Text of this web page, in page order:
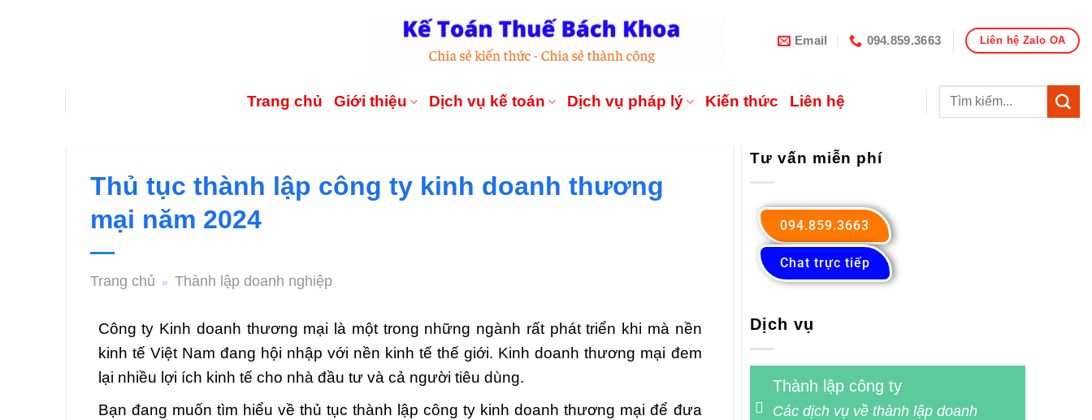
Email 094.859.3663 Liên hệ Zalo OA
Trang chủ Giới thiệu Dịch vụ kế toán Dịch vụ pháp lý Kiến thức Liên hệ
Thủ tục thành lập công ty kinh doanh thương
mại năm 2024
Trang chủ » Thành lập doanh nghiệp
Công ty Kinh doanh thương mại là một trong những ngành rất phát triển khi mà nền
kinh tế Việt Nam đang hội nhập với nền kinh tế thế giới. Kinh doanh thương mại đem
lại nhiều lợi ích kinh tế cho nhà đầu tư và cả người tiêu dùng.
Bạn đang muốn tìm hiểu về thủ tục thành lập công ty kinh doanh thương mại để đưa
Tư vấn miễn phí
094.859.3663
Chat trực tiếp
Dịch vụ
Thành lập công ty
Các dịch vụ về thành lập doanh